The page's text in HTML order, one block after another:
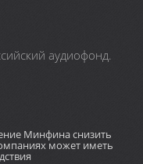
аудиофонд.
Минфина снизить
может иметь